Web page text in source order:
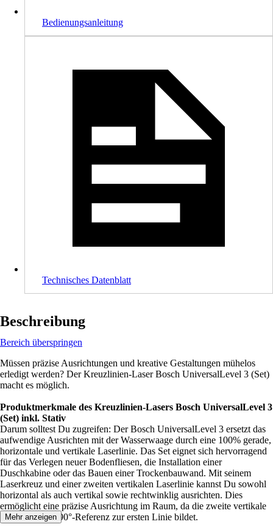
Bedienungsanleitung
Technisches Datenblatt
Beschreibung
Bereich überspringen
Müssen präzise Ausrichtungen und kreative Gestaltungen mühelos
erledigt werden? Der Kreuzlinien-Laser Bosch UniversalLevel 3 (Set)
macht es möglich.
Produktmerkmale des Kreuzlinien-Lasers Bosch UniversalLevel 3
(Set) inkl. Stativ
Darum solltest Du zugreifen: Der Bosch UniversalLevel 3 ersetzt das
aufwendige Ausrichten mit der Wasserwaage durch eine 100% gerade,
horizontale und vertikale Laserlinie. Das Set eignet sich hervorragend
für das Verlegen neuer Bodenfliesen, die Installation einer
Duschkabine oder das Bauen einer Trockenbauwand. Mit seinem
Laserkreuz und einer zweiten vertikalen Laserlinie kannst Du sowohl
horizontal als auch vertikal sowie rechtwinklig ausrichten. Dies
ermöglicht eine präzise Ausrichtung im Raum, da die zweite vertikale
Laserlinie eine 90°-Referenz zur ersten Linie bildet.
Mehr anzeigen